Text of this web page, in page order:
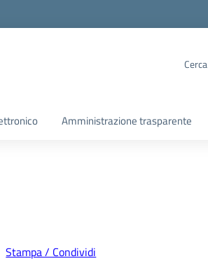
Cerca
Amministrazione trasparente
Stampa / Condividi